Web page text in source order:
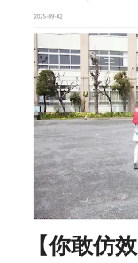
【你敢仿